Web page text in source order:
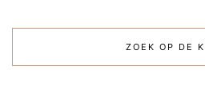
ZOEK OP DE